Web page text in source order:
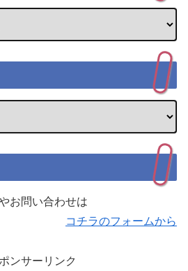
お問い合わせは
コチラのフォームから
ンサーリンク